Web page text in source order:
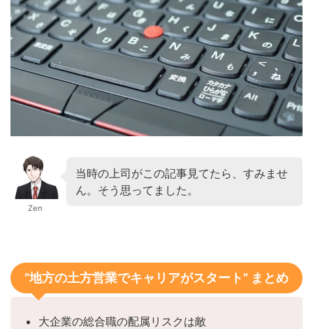
Zen
当時の上司がこの記事見てたら、すみませ
ん。そう思ってました。
”地方の土方営業でキャリアがスタート” まとめ
大企業の総合職の配属リスクは敵